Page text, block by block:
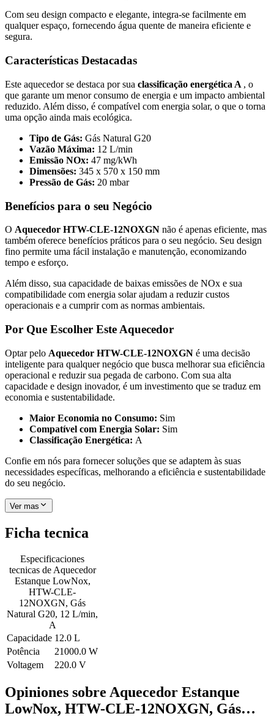
Com seu design compacto e elegante, integra-se facilmente em
qualquer espaço, fornecendo água quente de maneira eficiente e
segura.
Características Destacadas
Este aquecedor se destaca por sua classificação energética A , o
que garante um menor consumo de energia e um impacto ambiental
reduzido. Além disso, é compatível com energia solar, o que o torna
uma opção ainda mais ecológica.
Tipo de Gás: Gás Natural G20
Vazão Máxima: 12 L/min
Emissão NOx: 47 mg/kWh
Dimensões: 345 x 570 x 150 mm
Pressão de Gás: 20 mbar
Benefícios para o seu Negócio
O Aquecedor HTW-CLE-12NOXGN não é apenas eficiente, mas
também oferece benefícios práticos para o seu negócio. Seu design
fino permite uma fácil instalação e manutenção, economizando
tempo e esforço.
Além disso, sua capacidade de baixas emissões de NOx e sua
compatibilidade com energia solar ajudam a reduzir custos
operacionais e a cumprir com as normas ambientais.
Por Que Escolher Este Aquecedor
Optar pelo Aquecedor HTW-CLE-12NOXGN é uma decisão
inteligente para qualquer negócio que busca melhorar sua eficiência
operacional e reduzir sua pegada de carbono. Com sua alta
capacidade e design inovador, é um investimento que se traduz em
economia e sustentabilidade.
Maior Economia no Consumo: Sim
Compatível com Energia Solar: Sim
Classificação Energética: A
Confie em nós para fornecer soluções que se adaptem às suas
necessidades específicas, melhorando a eficiência e sustentabilidade
do seu negócio.
Ver mas
Ficha tecnica
Especificaciones
tecnicas de Aquecedor
Estanque LowNox,
HTW-CLE-
12NOXGN, Gás
Natural G20, 12 L/min,
A
Capacidade 12.0 L
Potência
21000.0 W
Voltagem
220.0 V
Opiniones sobre Aquecedor Estanque
LowNox, HTW-CLE-12NOXGN, Gás…